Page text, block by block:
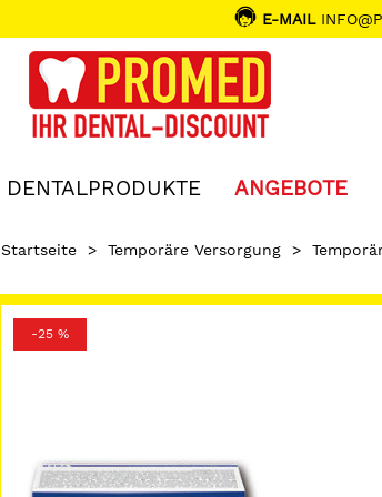
E-MAIL
DENTALPRODUKTE ANGEBOTE
Startseite > Temporäre Versorgung >
-25 %